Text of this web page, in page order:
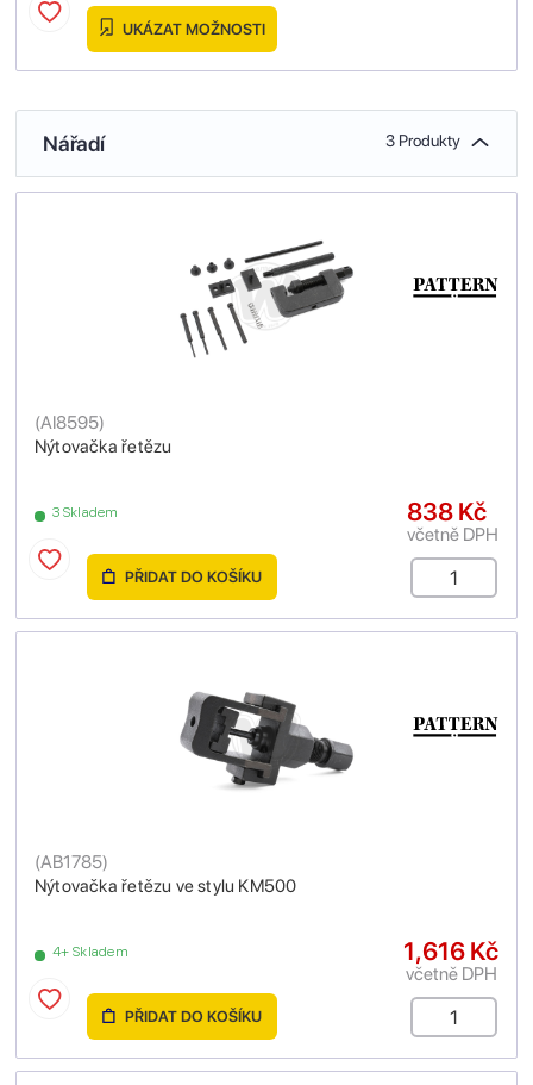
UKÁZAT MOŽNOSTI
Nářadí 3 Produkty
Nýtovačka řetězu
(AI8595)
3 Skladem 838 Kč
včetně DPH
PŘIDAT DO KOŠÍKU
Nýtovačka řetězu ve stylu KM500
(AB1785)
4+ Skladem 1,616 Kč
včetně DPH
PŘIDAT DO KOŠÍKU